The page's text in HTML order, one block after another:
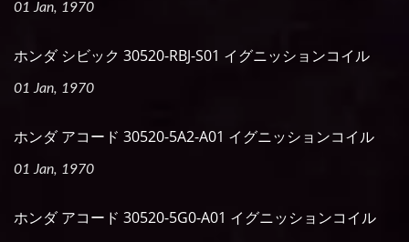
01 Jan, 1970
ホンダ シビック 30520-RBJ-S01 イグニッションコイル
01 Jan, 1970
ホンダ アコード 30520-5A2-A01 イグニッションコイル
01 Jan, 1970
ホンダ アコード 30520-5G0-A01 イグニッションコイル